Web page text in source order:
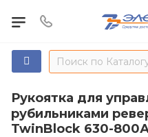
Рукоятка для
рубильниками
TwinBlock 630-800А